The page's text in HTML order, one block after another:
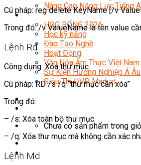
Nâng Cao Năng Lực Tiếng
Tin Tức
HỌC BỔNG 2026
Học kỹ năng
Đào Tạo Nghề
Hoạt Động
Văn Hóa Ẩm Thực Việt Nam
Sự Kiện Hướng Nghiệp Á Âu
Siêu Thị ĐVP Market
Chưa có sản phẩm trong
Cú pháp: reg delete KeyName [/v
Trong đó: /v ValueName là tên value
Lệnh Rd
Công dụng: Xóa thư mục.
Cú pháp: RD /s /q “thư mục cần xóa”
Trong đó:
– /s: Xóa toàn bộ thư mục.
– /q: Xóa thư mục mà không cần xác
Lệnh Md